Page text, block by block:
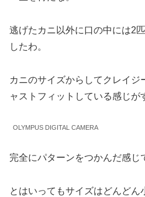
逃げたカニ以外に口の中には2
したわ。
カニのサイズからしてクレイジ
ャストフィットしている感じが
OLYMPUS DIGITAL CAMERA
完全にパターンをつかんだ感じ
とはいってもサイズはどんどん